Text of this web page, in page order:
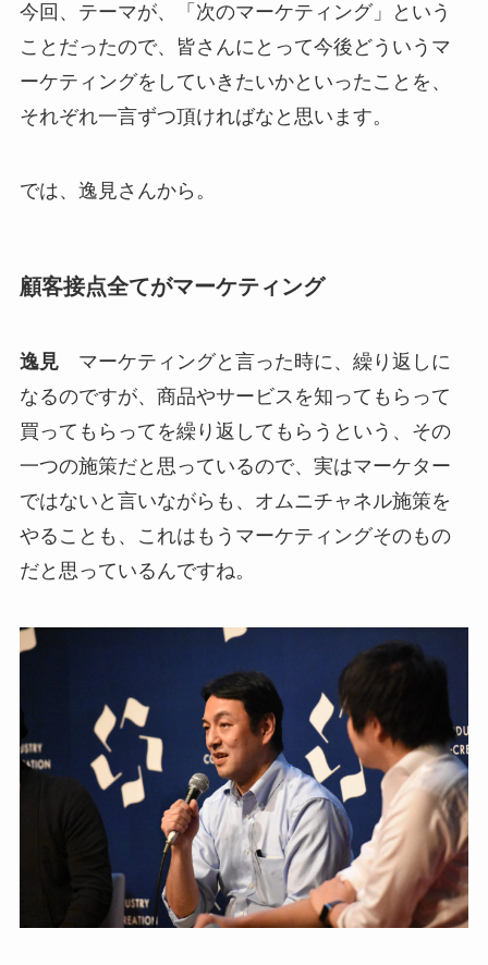
今回、テーマが、「次のマーケティング」という
ことだったので、皆さんにとって今後どういうマ
ーケティングをしていきたいかといったことを、
それぞれ一言ずつ頂ければなと思います。
では、逸見さんから。
顧客接点全てがマーケティング
逸見マーケティングと言った時に、繰り返しに
なるのですが、商品やサービスを知ってもらって
買ってもらってを繰り返してもらうという、その
一つの施策だと思っているので、実はマーケター
ではないと言いながらも、オムニチャネル施策を
やることも、これはもうマーケティングそのもの
だと思っているんですね。